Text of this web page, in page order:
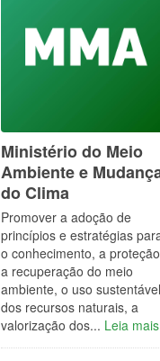
Ministério do Meio
Ambiente e
do Clima
Promover a adoção de
princípios e estratégias
o conhecimento, a
a recuperação do meio
ambiente, o uso sustentável
dos recursos naturais, a
valorização dos... Leia mais